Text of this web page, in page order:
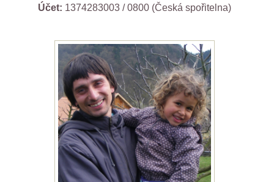
Účet: 1374283003 / 0800 (Česká spořitelna)